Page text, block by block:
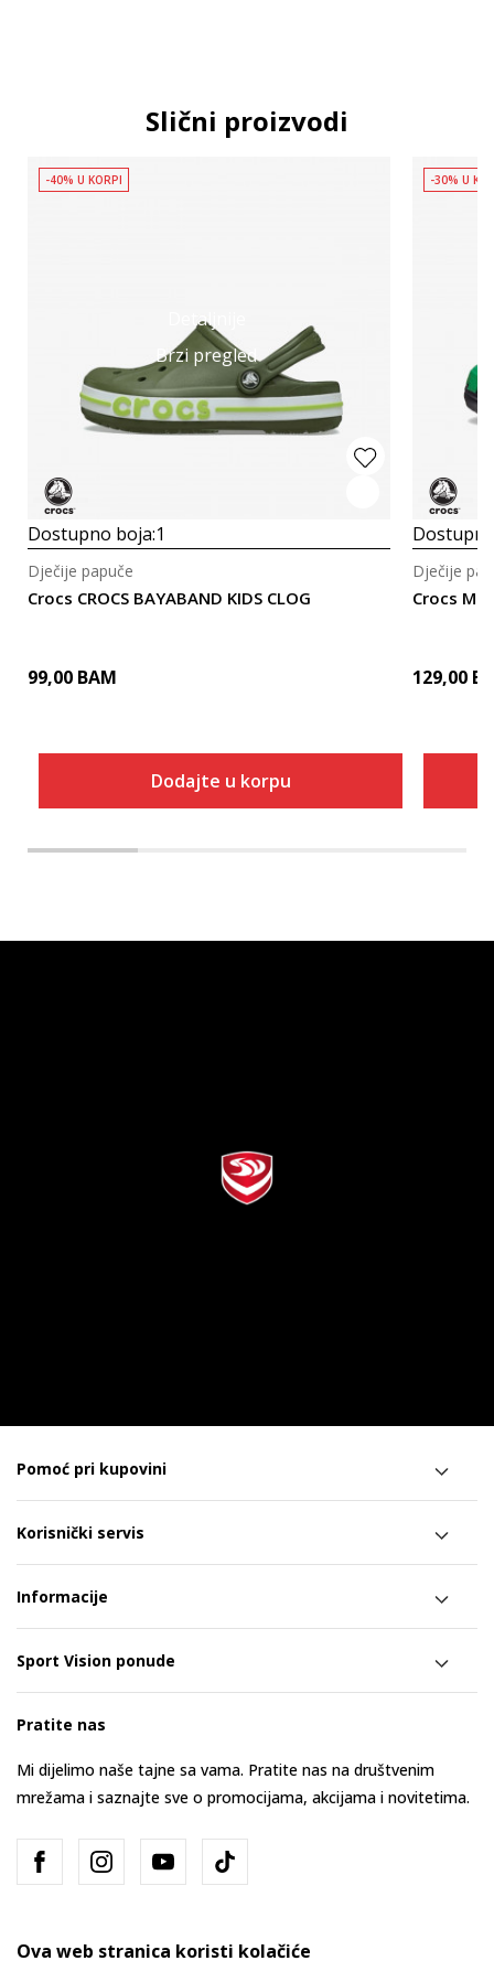
Slični proizvodi
Detaljnije
Brzi pregled
-40% U KORPI
Dostupno boja:1
Crocs CROCS BAYABAND KIDS CLOG
Dječije papuče
99,00 BAM
Dodajte u korpu
-30% U
Crocs
Dječije
129,00
Pomoć pri kupovini
Korisnički servis
Informacije
Sport Vision ponude
Pratite nas
Mi dijelimo naše tajne sa vama. Pratite nas na društvenim
mrežama i saznajte sve o promocijama, akcijama i novitetima.
Ova web stranica koristi kolačiće